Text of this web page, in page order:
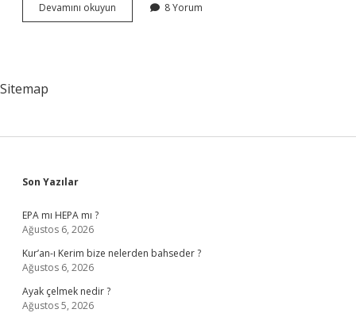
Devamını okuyun
Ile
8 Yorum
Sitemap
Sidebar
Son Yazılar
EPA mı HEPA mı ?
Ağustos 6, 2026
Kur’an-ı Kerim bize nelerden bahseder ?
Ağustos 6, 2026
Ayak çelmek nedir ?
Ağustos 5, 2026